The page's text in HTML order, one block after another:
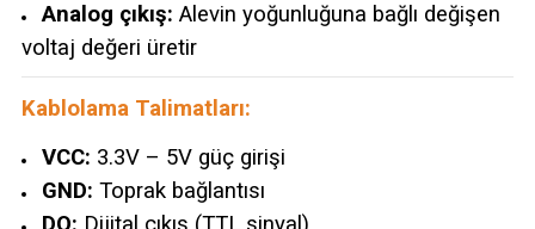
Analog çıkış: Alevin yoğunluğuna bağlı değişen
voltaj değeri üretir
Kablolama Talimatları:
VCC: 3.3V – 5V güç girişi
GND: Toprak bağlantısı